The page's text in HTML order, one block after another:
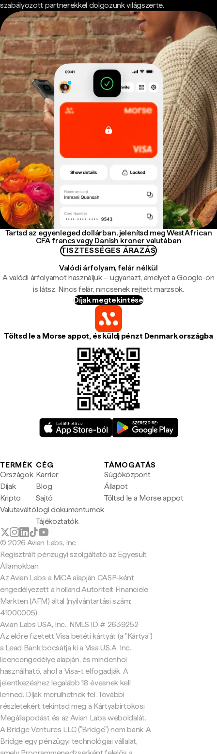
szabályozott partnerekkel dolgozunk világszerte.
Tartsd az egyenleged dollárban, jelenítsd meg West African
CFA francs vagy Danish kroner valutában
TISZTESSÉGES ÁRAZÁS
Valódi árfolyam, felár nélkül
A valódi árfolyamot használjuk – ugyanazt, amelyet a Google-ön
is látsz. Nincs felár, nincsenek rejtett marzsok.
Díjak megtekintése
Töltsd le a Morse appot, és küldj pénzt Denmark országba
TERMÉK
Országok
Díjak
Kripto
Valutaváltó
CÉG
Karrier
Blog
Sajtó
Jogi dokumentumok
Tájékoztatók
TÁMOGATÁS
Súgóközpont
Állapot
Töltsd le a Morse appot
© 2026 Avian Labs, Inc
Regisztrált pénzügyi szolgáltató az Egyesült
Államokban
Az Avian Labs a MiCA alapján CASP-ként
engedélyezett a holland Autoriteit Financiële
Markten (AFM) által (nyilvántartási szám:
41000005).
Avian Labs USA, Inc., NMLS ID # 2639252
Az előre fizetett Visa betéti kártyát (a "Kártya")
a Lead Bank bocsátja ki a Visa U.S.A. Inc.
licencengedélye alapján, és mindenhol
használható, ahol a Visa-t elfogadják. A
jelentkezéshez legalább 18 évesnek kell
lenned. Díjak merülhetnek fel. További
részletekért tekintsd meg a Kártyabirtokosi
Megállapodást és az Avian Labs weboldalát.
A Bridge Ventures LLC ("Bridge") nem bank. A
Bridge egy pénzügyi technológiai vállalat,